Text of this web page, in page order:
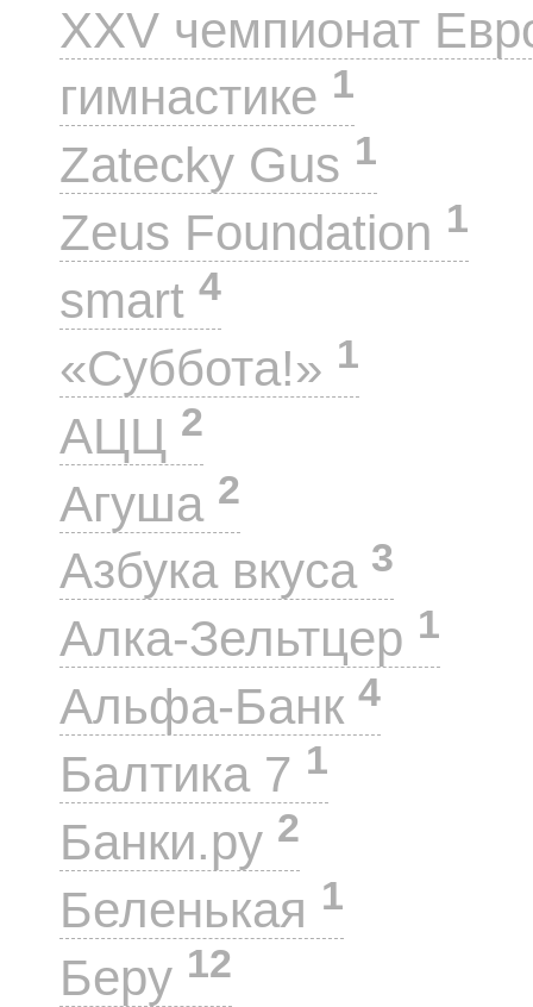
XXV чемпионат
гимнастике 1
Zatecky Gus 1
Zeus Foundation 1
smart 4
«Суббота!» 1
АЦЦ 2
Агуша 2
Азбука вкуса 3
Алка-Зельтцер 1
Альфа-Банк 4
Балтика 7 1
Банки.ру 2
Беленькая 1
Беру 12